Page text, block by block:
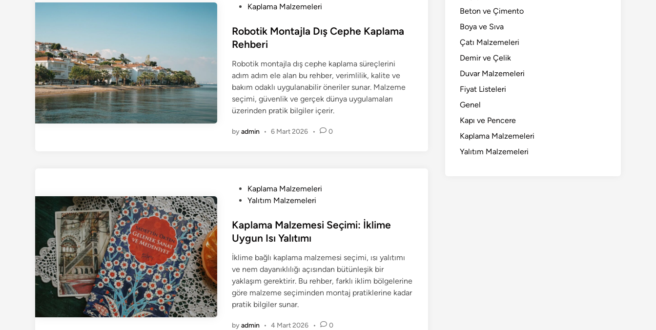
t
e
i
n
Kaplama Malzemeleri
Robotik Montajla Dış Cephe Kaplama
Rehberi
Robotik montajla dış cephe kaplama süreçlerini
adım adım ele alan bu rehber, verimlilik, kalite ve
bakım odaklı uygulanabilir öneriler sunar. Malzeme
seçimi, güvenlik ve gerçek dünya uygulamaları
üzerinden pratik bilgiler içerir.
byadmin • 6 Mart 2026 • 0
t
e
i
n
Kaplama Malzemeleri
Yalıtım Malzemeleri
Kaplama Malzemesi Seçimi: İklime
Uygun Isı Yalıtımı
İklime bağlı kaplama malzemesi seçimi, ısı yalıtımı
ve nem dayanıklılığı açısından bütünleşik bir
yaklaşım gerektirir. Bu rehber, farklı iklim bölgelerine
göre malzeme seçiminden montaj pratiklerine kadar
pratik bilgiler sunar.
byadmin • 4 Mart 2026 • 0
Beton ve Çimento
Boya ve Sıva
Çatı Malzemeleri
Demir ve Çelik
Duvar Malzemeleri
Fiyat Listeleri
Genel
Kapı ve Pencere
Kaplama Malzemeleri
Yalıtım Malzemeleri